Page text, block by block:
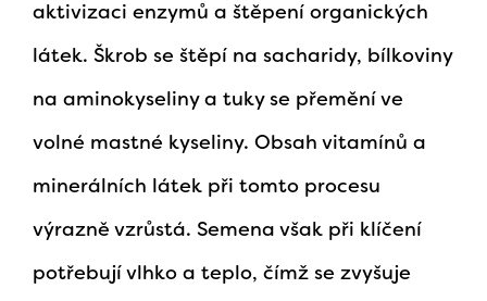
aktivizaci enzymů a štěpení organických
látek. Škrob se štěpí na sacharidy, bílkoviny
na aminokyseliny a tuky se přemění ve
volné mastné kyseliny. Obsah vitamínů a
minerálních látek při tomto procesu
výrazně vzrůstá. Semena však při klíčení
potřebují vlhko a teplo, čímž se zvyšuje